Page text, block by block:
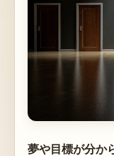
夢や目標が分か